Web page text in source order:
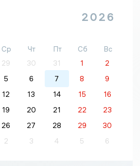
2026
Ср Чт Пт Сб
Вс
29 30 31 1
2
5 6 7 8
9
12 13 14 15
16
19 20 21 22
23
26 27 28 29
30
2 3 4 5 6